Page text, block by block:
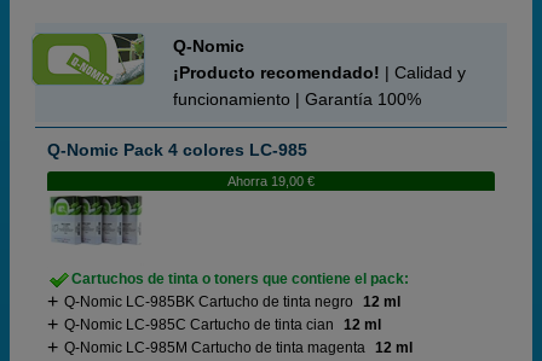
Q-Nomic
¡Producto recomendado! | Calidad y
funcionamiento | Garantía 100%
Q-Nomic Pack 4 colores LC-985
Ahorra 19,00 €
Cartuchos de tinta o toners que contiene el pack:
Q-Nomic LC-985BK Cartucho de tinta negro
12 ml
Q-Nomic LC-985C Cartucho de tinta cian
12 ml
Q-Nomic LC-985M Cartucho de tinta magenta 12 ml